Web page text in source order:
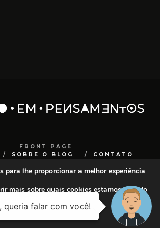
FRONT PAGE
SOBRE O BLOG CONTATO
SANCHOCOM
para lhe proporcionar a melhor experiência
mais sobre quais cookies estamos usando